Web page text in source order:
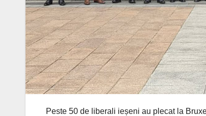
Peste 50 de liberali ieșeni au plecat la